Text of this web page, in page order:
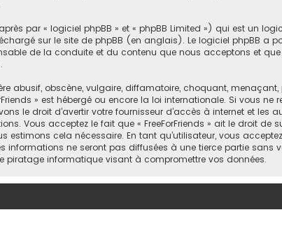
par « logiciel phpBB » et « phpBB Limited ») qui est un
sur le site de phpBB (en anglais). Le logiciel phpBB a
de la conduite et du contenu que nous acceptons et
abusif, obscène, vulgaire, diffamatoire, choquant,
» est hébergé ou encore la loi internationale. Si vous
le droit d’avertir votre fournisseur d’accès à internet et les
Vous acceptez le fait que « FreeForFriends » ait le droit de
estimons cela nécessaire. En tant qu’utilisateur, vous
ne seront pas diffusées à une tierce partie sans
piratage informatique visant à compromettre vos données.